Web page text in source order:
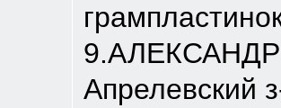
9.АЛЕКСАНДР
Апрелевский